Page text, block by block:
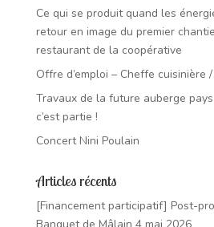
Ce qui se produit quand les
retour en image du premier
restaurant de la coopérative
Offre d’emploi – Cheffe cuisinière
Travaux de la future auberge
c’est partie !
Concert Nini Poulain
Articles récents
[Financement participatif] Post-